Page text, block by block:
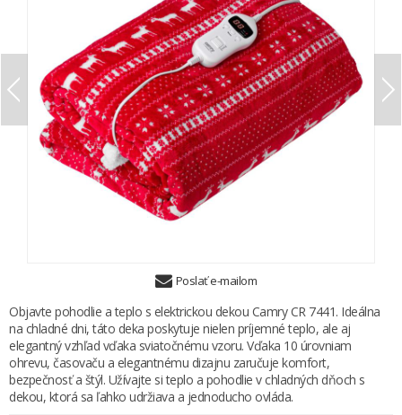
Poslať e-mailom
Objavte pohodlie a teplo s elektrickou dekou Camry CR 7441. Ideálna
na chladné dni, táto deka poskytuje nielen príjemné teplo, ale aj
elegantný vzhľad vďaka sviatočnému vzoru. Vďaka 10 úrovniam
ohrevu, časovaču a elegantnému dizajnu zaručuje komfort,
bezpečnosť a štýl. Užívajte si teplo a pohodlie v chladných dňoch s
dekou, ktorá sa ľahko udržiava a jednoducho ovláda.